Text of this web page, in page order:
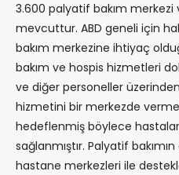
3.600 palyatif bakım merkezi
mevcuttur. ABD geneli için
bakım merkezine ihtiyaç
bakım ve hospis hizmetleri
ve diğer personeller
hizmetini bir merkezde
hedeflenmiş böylece
sağlanmıştır. Palyatif
hastane merkezleri ile